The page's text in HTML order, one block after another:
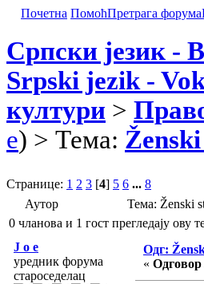
Почетна ПомоћПретрага форума
Српски језик -
Srpski jezik -
култури >
e) > Тема:
Странице: 1 2 3 [4] 5 6 ... 8
Аутор
Тема: Ženski
0 чланова и 1 гост прегледају ову
J o e
уредник форума
староседелац
Одг:
« Одговор